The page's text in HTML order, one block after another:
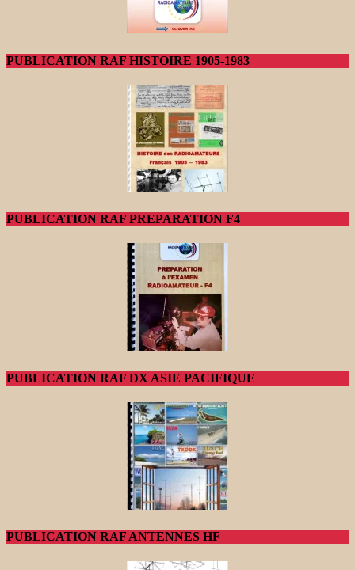
PUBLICATION RAF HISTOIRE 1905-1983
PUBLICATION RAF PREPARATION F4
PUBLICATION RAF DX ASIE PACIFIQUE
PUBLICATION RAF ANTENNES HF